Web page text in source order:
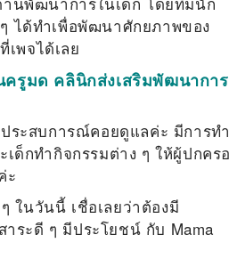
ได้ทำเพื่อพัฒนาศักยภาพของ
พจได้เลย
รูมด คลินิกส่งเสริมพัฒนาการ
ระสบการณ์คอยดูแลค่ะ มีการท
ด็กทำกิจกรรมต่าง ๆ ให้ผู้ปกคร
ะ
ในวันนี้ เชื่อเลยว่าต้องมี
ระดี ๆ มีประโยชน์ กับ Mama